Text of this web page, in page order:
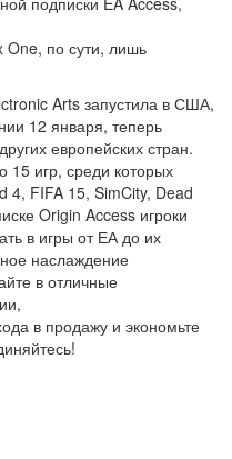
One, по сути, лишь
Arts запустила в США,
12 января, теперь
европейских стран.
15 игр, среди которых
4, FIFA 15, SimCity, Dead
Origin Access игроки
в игры от ЕА до их
наслаждение
в отличные
в продажу и экономьте